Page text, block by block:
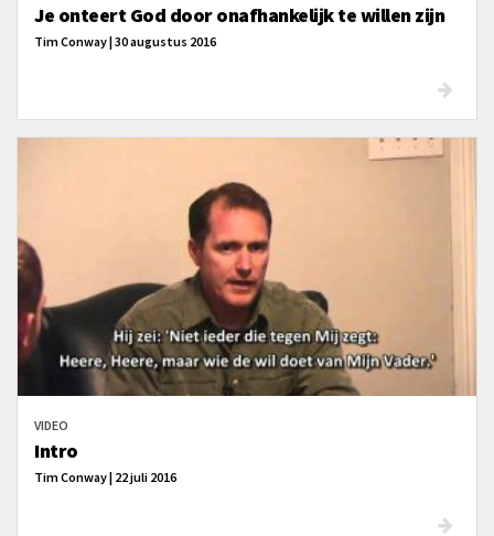
Je onteert God door onafhankelijk te willen zijn
Tim Conway | 30 augustus 2016
VIDEO
Intro
Tim Conway | 22 juli 2016